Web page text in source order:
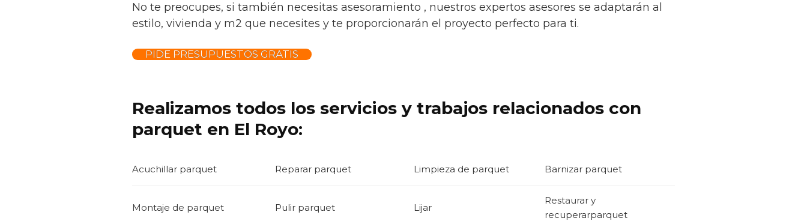
No te preocupes, si también necesitas asesoramiento , nuestros expertos asesores se adaptarán al
estilo, vivienda y m2 que necesites y te proporcionarán el proyecto perfecto para ti.
PIDE PRESUPUESTOS GRATIS
Realizamos todos los servicios y trabajos relacionados con
parquet en El Royo:
Acuchillar parquet Reparar parquet Limpieza de parquet Barnizar parquet
Montaje de parquet Pulir parquet Lijar
Restaurar y
recuperarparquet